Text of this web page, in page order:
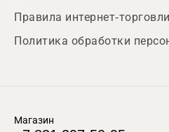
Правила интернет-торговли
Политика обработки
Магазин